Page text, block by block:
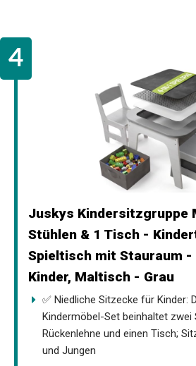
Juskys Kindersitzgruppe
Stühlen & 1 Tisch -
Spieltisch mit Stauraum
Kinder, Maltisch - Grau
✅ Niedliche Sitzecke für Kinder:
Kindermöbel-Set beinhaltet zwei
Rückenlehne und einen Tisch;
und Jungen